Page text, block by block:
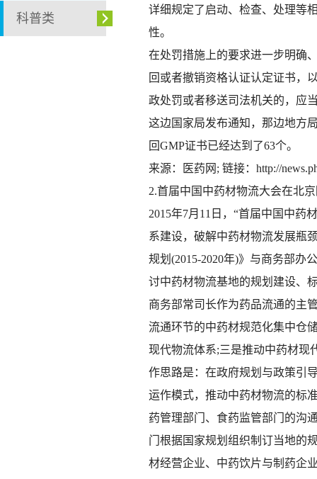
科普类
详细规定了启动、检查、处理等
性。
在处罚措施上的要求进一步明确
回或者撤销资格认证认定证书，
政处罚或者移送司法机关的，应
这边国家局发布通知，那边地方
回GMP证书已经达到了63个。
来源：医药网; 链接：http://
2.首届中国中药材物流大会在北
2015年7月11日，“首届中国中药
系建设，破解中药材物流发展瓶
规划(2015-2020年)》与商务部办
讨中药材物流基地的规划建设、
商务部常司长作为药品流通的主
流通环节的中药材规范化集中仓
现代物流体系;三是推动中药材现
作思路是：在政府规划与政策引
运作模式，推动中药材物流的标
药管理部门、食药监管部门的沟
门根据国家规划组织制订当地的
材经营企业、中药饮片与制药企